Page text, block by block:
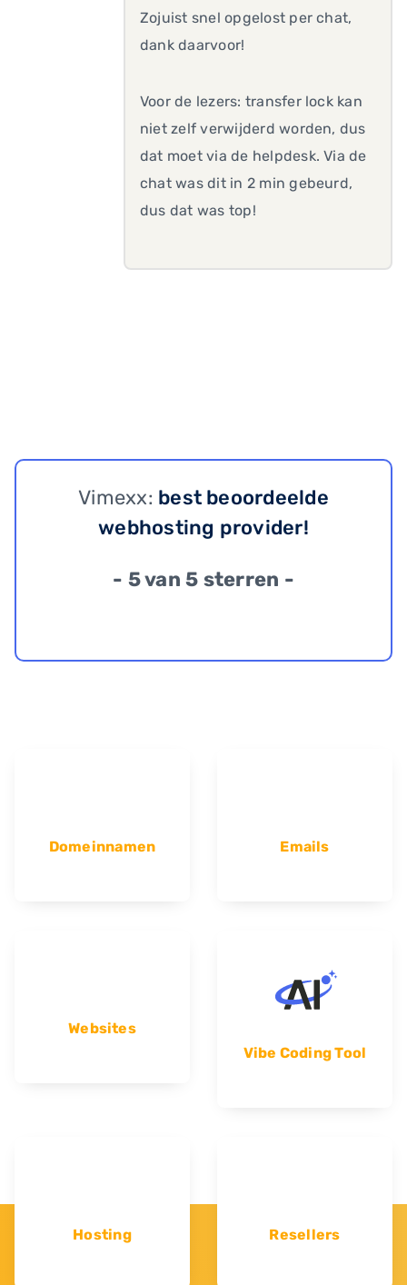
Zojuist snel opgelost per chat,
dank daarvoor!
Voor de lezers: transfer lock kan
niet zelf verwijderd worden, dus
dat moet via de helpdesk. Via de
chat was dit in 2 min gebeurd,
dus dat was top!
Vimexx: best beoordeelde
webhosting provider!
- 5 van 5 sterren -
Domeinnamen Emails
Websites
Vibe Coding Tool
Hosting Resellers